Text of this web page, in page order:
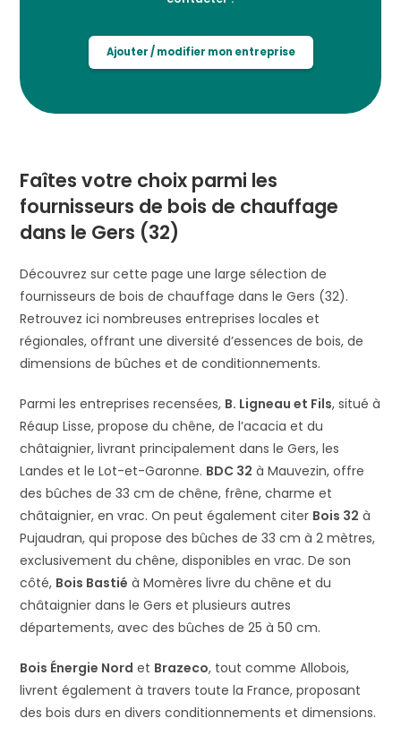
Ajouter / modifier mon entreprise
Faîtes votre choix parmi les
fournisseurs de bois de chauffage
dans le Gers (32)
Découvrez sur cette page une large sélection de
fournisseurs de bois de chauffage dans le Gers (32).
Retrouvez ici nombreuses entreprises locales et
régionales, offrant une diversité d’essences de bois, de
dimensions de bûches et de conditionnements.
Parmi les entreprises recensées, B. Ligneau et Fils, situé à
Réaup Lisse, propose du chêne, de l’acacia et du
châtaignier, livrant principalement dans le Gers, les
Landes et le Lot-et-Garonne. BDC 32 à Mauvezin, offre
des bûches de 33 cm de chêne, frêne, charme et
châtaignier, en vrac. On peut également citer Bois 32 à
Pujaudran, qui propose des bûches de 33 cm à 2 mètres,
exclusivement du chêne, disponibles en vrac. De son
côté, Bois Bastié à Momères livre du chêne et du
châtaignier dans le Gers et plusieurs autres
départements, avec des bûches de 25 à 50 cm.
Bois Énergie Nord et Brazeco, tout comme Allobois,
livrent également à travers toute la France, proposant
des bois durs en divers conditionnements et dimensions.